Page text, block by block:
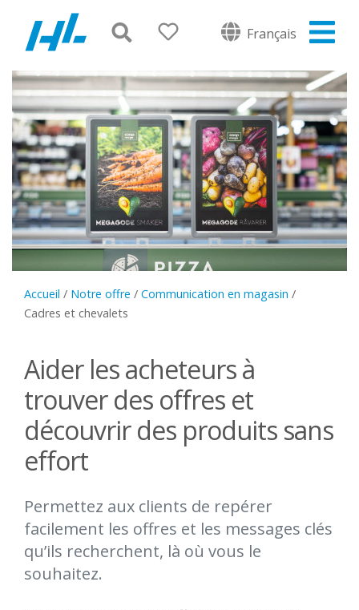
Français
Accueil / Notre offre / Communication en magasin /
Cadres et chevalets
Aider les acheteurs à
trouver des offres et
découvrir des produits sans
effort
Permettez aux clients de repérer
facilement les offres et les messages clés
qu’ils recherchent, là où vous le
souhaitez.